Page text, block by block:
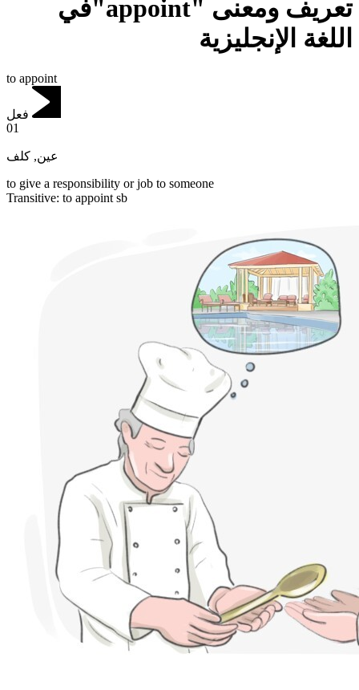
تعريف ومعنى "appoint"في
اللغة الإنجليزية
to appoint
فعل
01
عين, كلف
to give a responsibility or job to someone
Transitive: to appoint sb